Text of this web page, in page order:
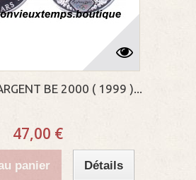
BE 2000 ( 1999 )...
47,00 €
panier Détails